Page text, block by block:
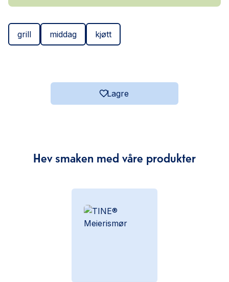
grill middag kjøtt
Lagre
Hev smaken med våre produkter